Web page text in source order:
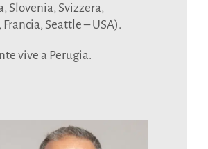
Slovenia, Svizzera,
Seattle – USA).
vive a Perugia.